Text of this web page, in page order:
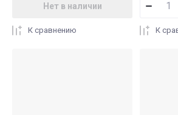
Нет в наличии
К сравнению К